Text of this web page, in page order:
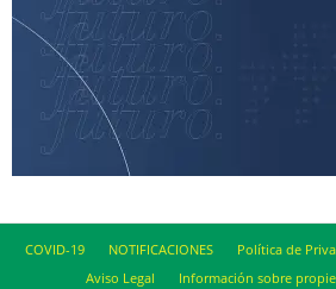
COVID-19 NOTIFICACIONES Política de
Aviso Legal
Información sobre